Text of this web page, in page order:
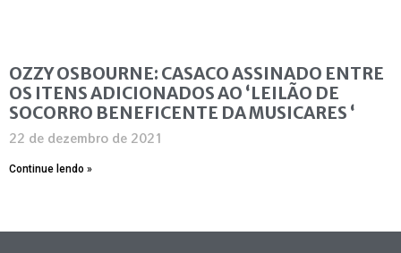
OZZY OSBOURNE: CASACO ASSINADO ENTRE
OS ITENS ADICIONADOS AO ‘LEILÃO DE
SOCORRO BENEFICENTE DA MUSICARES ‘
22 de dezembro de 2021
Continue lendo »